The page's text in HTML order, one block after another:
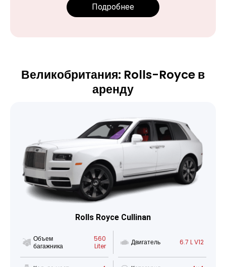
Подробнее
Великобритания: Rolls-Royce в
аренду
Rolls Royce Cullinan
Объем
багажника
560
Liter
Двигатель 6.7 L V12